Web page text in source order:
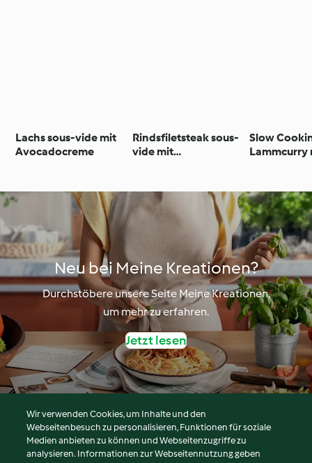
Lachs sous-vide mit
Avocadocreme
Rindsfiletsteak sous-
vide mit
Slow
Lammcurry
Neu bei Meine Kreationen?
Durchstöbere unsere Seite Meine Kreationen,
um mehr zu erfahren.
Jetzt lesen
© Copyright 2026
Wir verwenden Cookies, um Inhalte und den
Webseitenbesuch zu personalisieren, Funktionen für soziale
Medien anbieten zu können und Webseitenzugriffe zu
analysieren. Informationen zur Webseitennutzung geben